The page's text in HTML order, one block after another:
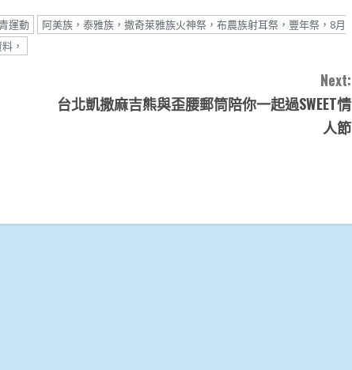
運動
阿美族，泰雅族，撒奇萊雅族火神祭，布農族射耳祭，豐年祭，8月
，
Next:
台北凱撒麻吉熊與歪腰郵筒陪你一起過SWEET情
人節